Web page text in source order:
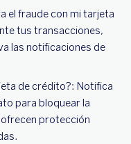
el fraude con mi tarjeta
tus transacciones,
las notificaciones de
de crédito?: Notifica
para bloquear la
protección